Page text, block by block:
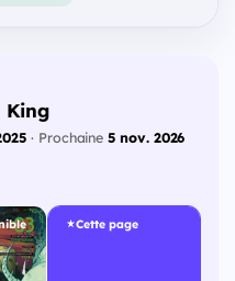
King
· Prochaine5 nov. 2026
Cette page